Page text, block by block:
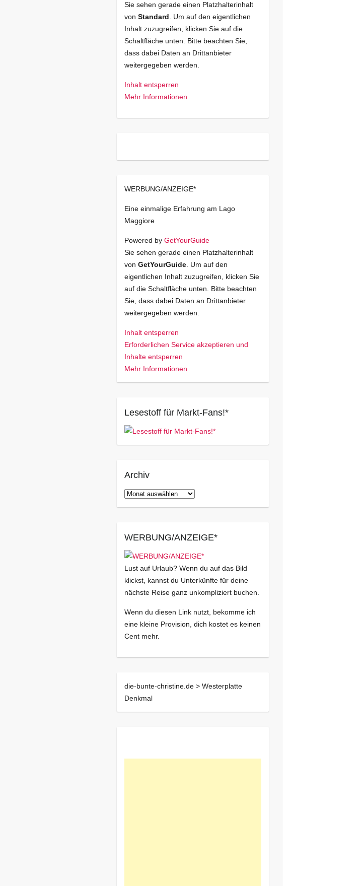
Sie sehen gerade einen Platzhalterinhalt
von Standard . Um auf den eigentlichen
Inhalt zuzugreifen, klicken Sie auf die
Schaltfläche unten. Bitte beachten Sie,
dass dabei Daten an Drittanbieter
weitergegeben werden.
Inhalt entsperren
Mehr Informationen
WERBUNG/ANZEIGE*
Eine einmalige Erfahrung am Lago
Maggiore
Powered by GetYourGuide
Sie sehen gerade einen Platzhalterinhalt
von GetYourGuide. Um auf den
eigentlichen Inhalt zuzugreifen, klicken Sie
auf die Schaltfläche unten. Bitte beachten
Sie, dass dabei Daten an Drittanbieter
weitergegeben werden.
Inhalt entsperren
Erforderlichen Service akzeptieren und
Inhalte entsperren
Mehr Informationen
Lesestoff für Markt-Fans!*
Archiv
Archiv
WERBUNG/ANZEIGE*
Lust auf Urlaub? Wenn du auf das Bild
klickst, kannst du Unterkünfte für deine
nächste Reise ganz unkompliziert buchen.
Wenn du diesen Link nutzt, bekomme ich
eine kleine Provision, dich kostet es keinen
Cent mehr.
die-bunte-christine.de > Westerplatte
Denkmal